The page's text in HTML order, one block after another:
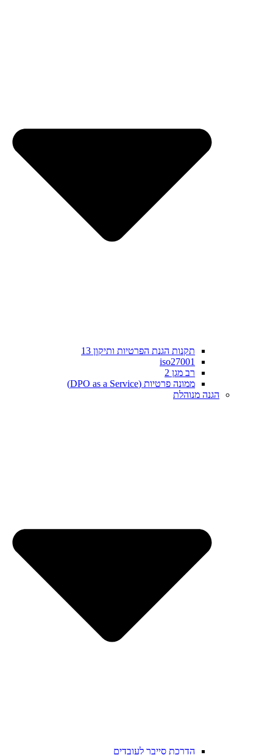
תקנות הגנת הפרטיות ותיקון 13
iso27001
רב מגן 2
ממונה פרטיות (DPO as a Service)
הגנה מנוהלת
הדרכת סייבר לעובדים